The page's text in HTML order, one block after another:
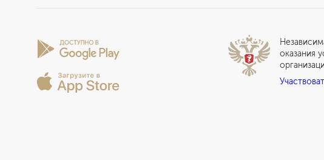
оказания